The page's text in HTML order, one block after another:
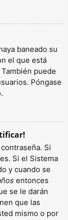
baneado su
el que está
puede
Póngase
Si
Si el Sistema
y cuando se
entonces
se le darán
que las
mismo o por